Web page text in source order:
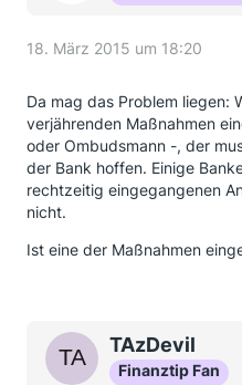
18. März 2015 um 18:20
Da mag das Problem liegen:
verjährenden Maßnahmen
oder Ombudsmann -, der
der Bank hoffen. Einige
rechtzeitig eingegangenen
nicht.
Ist eine der Maßnahmen
TAzDevil
Finanztip Fan